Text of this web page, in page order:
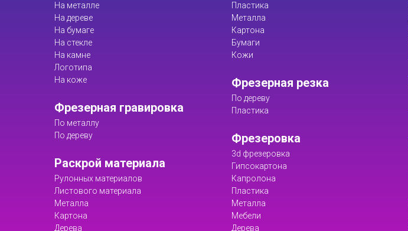
На металле
На дереве
На бумаге
На стекле
На камне
Логотипа
На коже
Фрезерная гравировка
По металлу
По дереву
Раскрой материала
Рулонных материалов
Листового материала
Металла
Картона
Дерева
Пластика
Металла
Картона
Бумаги
Кожи
Фрезерная резка
По дереву
Пластика
Фрезеровка
3d фрезеровка
Гипсокартона
Капролона
Пластика
Металла
Мебели
Дерева